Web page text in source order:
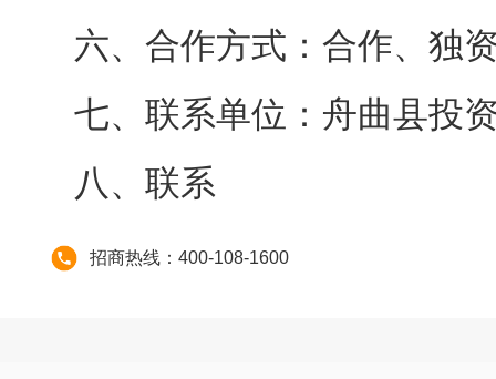
六、合作方式：合作、独
七、联系单位：舟曲县投
八、联系
招商热线：400-108-1600